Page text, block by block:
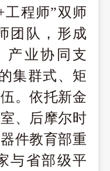
工程师”双师
团队，形成
产业协同支
集群式、矩
。依托新金
、后摩尔时
件教育部重
与省部级平